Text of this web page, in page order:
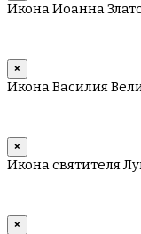
Икона Иоанна
×
Икона Василия
×
Икона святителя
×